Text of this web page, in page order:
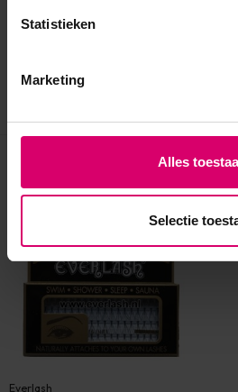
Statistieken
Marketing
Alles
Selectie
Everlash